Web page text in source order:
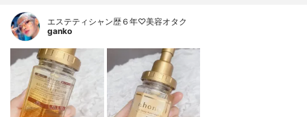
エステティシャン歴６年♡美容オタク
ganko